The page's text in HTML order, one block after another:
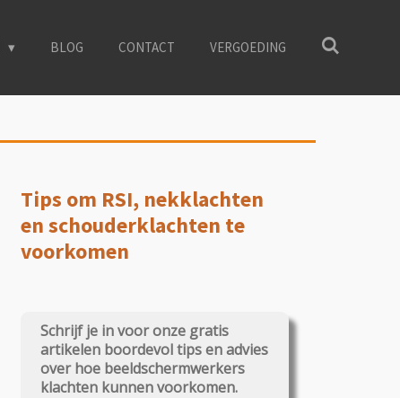
BLOG CONTACT VERGOEDING
Tips om RSI, nekklachten
en schouderklachten te
voorkomen
Schrijf je in voor onze gratis
artikelen boordevol tips en advies
over hoe beeldschermwerkers
klachten kunnen voorkomen.